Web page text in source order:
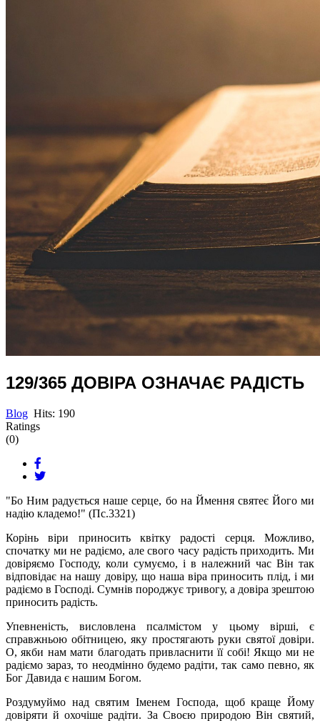
129/365 ДОВІРА ОЗНАЧАЄ РАДІСТЬ
Blog Hits: 190
Ratings
(0)
"Бо Ним радується наше серце, бо на Ймення святеє Його ми
надію кладемо!" (Пс.3321)
Корінь віри приносить квітку радості серця. Можливо,
спочатку ми не радіємо, але свого часу радість приходить. Ми
довіряємо Господу, коли сумуємо, і в належний час Він так
відповідає на нашу довіру, що наша віра приносить плід, і ми
радіємо в Господі. Сумнів породжує тривогу, а довіра зрештою
приносить радість.
Упевненість, висловлена псалмістом у цьому вірші, є
справжньою обітницею, яку простягають руки святої довіри.
О, якби нам мати благодать привласнити її собі! Якщо ми не
радіємо зараз, то неодмінно будемо радіти, так само певно, як
Бог Давида є нашим Богом.
Роздумуймо над святим Іменем Господа, щоб краще Йому
довіряти й охочіше радіти. За Своєю природою Він святий,